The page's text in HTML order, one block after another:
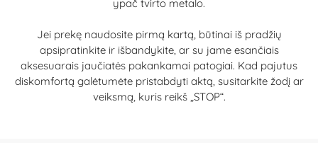
ypač tvirto metalo.
Jei prekę naudosite pirmą kartą, būtinai iš pradžių
apsipratinkite ir išbandykite, ar su jame esančiais
aksesuarais jaučiatės pakankamai patogiai. Kad pajutus
diskomfortą galėtumėte pristabdyti aktą, susitarkite žodį ar
veiksmą, kuris reikš „STOP“.